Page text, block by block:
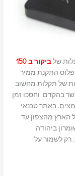
של
ביקור ב 150
התקנת ממיר
של תקלות מחשוב
בהקדם, וחסכו זמן
באתר טכנאי
הארץ מהצפון עד
ביהודה
רק לשמור על